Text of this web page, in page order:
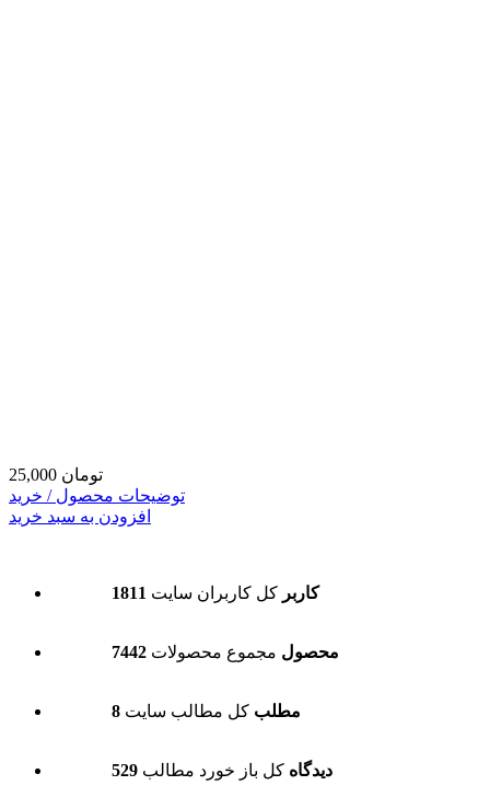
25,000 تومان
توضیحات محصول / خرید
افزودن به سبد خرید
1811 کاربر کل کاربران سایت
7442 محصول مجموع محصولات
8 مطلب کل مطالب سایت
529 دیدگاه کل باز خورد مطالب